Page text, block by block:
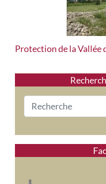
Protection de la Vallée